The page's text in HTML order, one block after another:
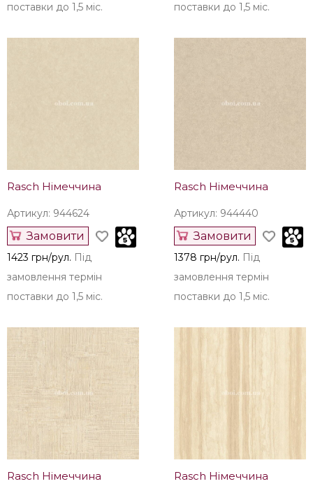
поставки до 1,5 міс.
поставки до 1,5 міс.
Rasch Німеччина
Артикул: 944624
Замовити
1423 грн/рул. Під
замовлення термін
поставки до 1,5 міс.
Rasch Німеччина
Артикул: 944440
Замовити
1378 грн/рул. Під
замовлення термін
поставки до 1,5 міс.
Rasch Німеччина Rasch Німеччина